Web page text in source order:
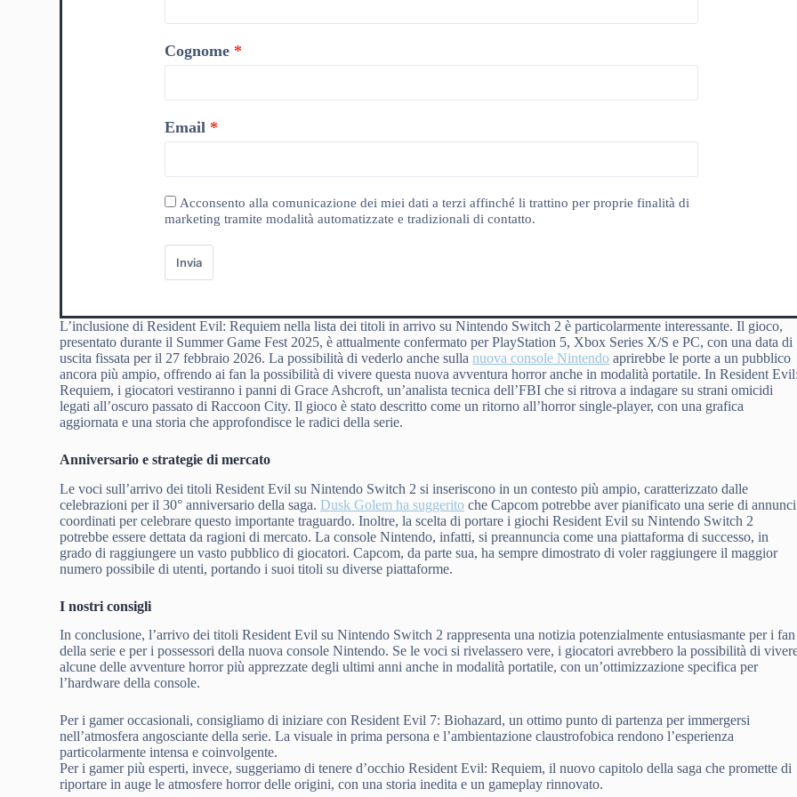
Cognome
Email
Acconsento alla comunicazione dei miei dati a terzi affinché li trattino per proprie finalità di
marketing tramite modalità automatizzate e tradizionali di contatto.
Invia
L’inclusione di Resident Evil: Requiem nella lista dei titoli in arrivo su Nintendo Switch 2 è particolarmente interessante. Il gioco,
presentato durante il Summer Game Fest 2025, è attualmente confermato per PlayStation 5, Xbox Series X/S e PC, con una data di
uscita fissata per il 27 febbraio 2026. La possibilità di vederlo anche sullanuova console Nintendo aprirebbe le porte a un pubblico
ancora più ampio, offrendo ai fan la possibilità di vivere questa nuova avventura horror anche in modalità portatile. In Resident
Requiem, i giocatori vestiranno i panni di Grace Ashcroft, un’analista tecnica dell’FBI che si ritrova a indagare su strani omicidi
legati all’oscuro passato di Raccoon City. Il gioco è stato descritto come un ritorno all’horror single-player, con una grafica
aggiornata e una storia che approfondisce le radici della serie.
Anniversario e strategie di mercato
Le voci sull’arrivo dei titoli Resident Evil su Nintendo Switch 2 si inseriscono in un contesto più ampio, caratterizzato dalle
celebrazioni per il 30° anniversario della saga.Dusk Golem ha suggerito che Capcom potrebbe aver pianificato una serie di annunci
coordinati per celebrare questo importante traguardo. Inoltre, la scelta di portare i giochi Resident Evil su Nintendo Switch 2
potrebbe essere dettata da ragioni di mercato. La console Nintendo, infatti, si preannuncia come una piattaforma di successo, in
grado di raggiungere un vasto pubblico di giocatori. Capcom, da parte sua, ha sempre dimostrato di voler raggiungere il maggior
numero possibile di utenti, portando i suoi titoli su diverse piattaforme.
I nostri consigli
In conclusione, l’arrivo dei titoli Resident Evil su Nintendo Switch 2 rappresenta una notizia potenzialmente entusiasmante per i fan
della serie e per i possessori della nuova console Nintendo. Se le voci si rivelassero vere, i giocatori avrebbero la possibilità di
alcune delle avventure horror più apprezzate degli ultimi anni anche in modalità portatile, con un’ottimizzazione specifica per
l’hardware della console.
Per i gamer occasionali, consigliamo di iniziare con Resident Evil 7: Biohazard, un ottimo punto di partenza per immergersi
nell’atmosfera angosciante della serie. La visuale in prima persona e l’ambientazione claustrofobica rendono l’esperienza
particolarmente intensa e coinvolgente.
Per i gamer più esperti, invece, suggeriamo di tenere d’occhio Resident Evil: Requiem, il nuovo capitolo della saga che promette di
riportare in auge le atmosfere horror delle origini, con una storia inedita e un gameplay rinnovato.